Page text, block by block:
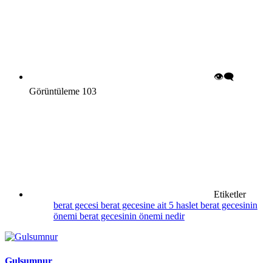
👁️‍🗨️
Görüntüleme 103
Etiketler
berat gecesi berat gecesine ait 5 haslet berat gecesinin
önemi berat gecesinin önemi nedir
Gulsumnur